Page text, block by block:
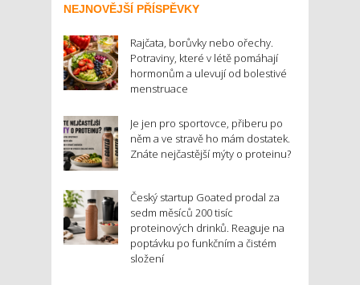
NEJNOVĚJŠÍ PŘÍSPĚVKY
Rajčata, borůvky nebo ořechy.
Potraviny, které v létě pomáhají
hormonům a ulevují od bolestivé
menstruace
Je jen pro sportovce, přiberu po
něm a ve stravě ho mám dostatek.
Znáte nejčastější mýty o proteinu?
Český startup Goated prodal za
sedm měsíců 200 tisíc
proteinových drinků. Reaguje na
poptávku po funkčním a čistém
složení